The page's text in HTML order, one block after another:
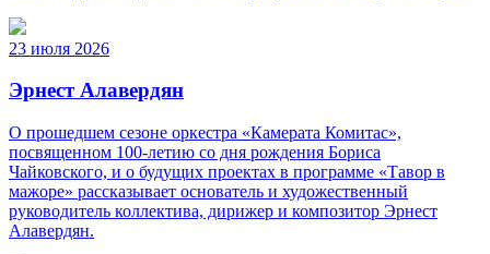
23 июля 2026
Эрнест Алавердян
О прошедшем сезоне оркестра «Камерата Комитас»,
посвященном 100-летию со дня рождения Бориса
Чайковского, и о будущих проектах в программе «Тавор в
мажоре» рассказывает основатель и художественный
руководитель коллектива, дирижер и композитор Эрнест
Алавердян.